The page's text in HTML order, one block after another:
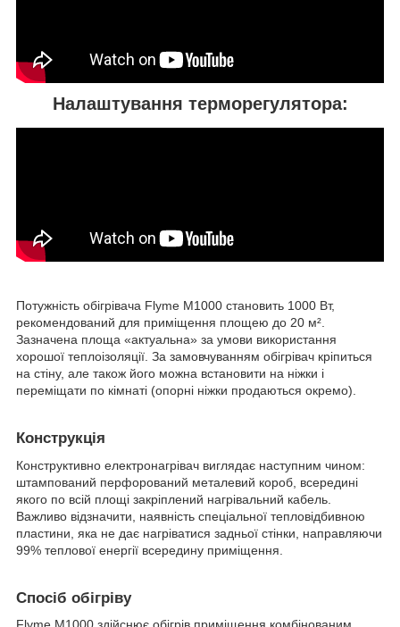
Налаштування терморегулятора:
Потужність обігрівача Flyme M1000 становить 1000 Вт,
рекомендований для приміщення площею до 20 м².
Зазначена площа «актуальна» за умови використання
хорошої теплоізоляції. За замовчуванням обігрівач кріпиться
на стіну, але також його можна встановити на ніжки і
переміщати по кімнаті (опорні ніжки продаються окремо).
Конструкція
Конструктивно електронагрівач виглядає наступним чином:
штампований перфорований металевий короб, всередині
якого по всій площі закріплений нагрівальний кабель.
Важливо відзначити, наявність спеціальної тепловідбивною
пластини, яка не дає нагріватися задньої стінки, направляючи
99% теплової енергії всередину приміщення.
Спосіб обігріву